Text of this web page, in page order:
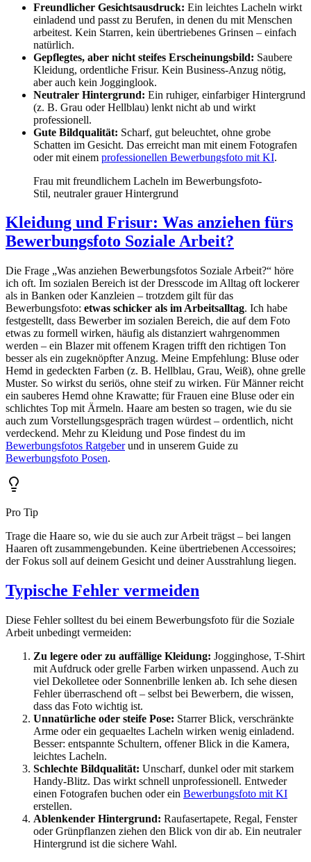
Freundlicher Gesichtsausdruck: Ein leichtes Lacheln wirkt
einladend und passt zu Berufen, in denen du mit Menschen
arbeitest. Kein Starren, kein übertriebenes Grinsen – einfach
natürlich.
Gepflegtes, aber nicht steifes Erscheinungsbild: Saubere
Kleidung, ordentliche Frisur. Kein Business-Anzug nötig,
aber auch kein Jogginglook.
Neutraler Hintergrund: Ein ruhiger, einfarbiger Hintergrund
(z. B. Grau oder Hellblau) lenkt nicht ab und wirkt
professionell.
Gute Bildqualität: Scharf, gut beleuchtet, ohne grobe
Schatten im Gesicht. Das erreicht man mit einem Fotografen
oder mit einem professionellen Bewerbungsfoto mit KI.
Frau mit freundlichem Lacheln im Bewerbungsfoto-
Stil, neutraler grauer Hintergrund
Kleidung und Frisur: Was anziehen fürs
Bewerbungsfoto Soziale Arbeit?
Die Frage „Was anziehen Bewerbungsfotos Soziale Arbeit?“ höre
ich oft. Im sozialen Bereich ist der Dresscode im Alltag oft lockerer
als in Banken oder Kanzleien – trotzdem gilt für das
Bewerbungsfoto: etwas schicker als im Arbeitsalltag. Ich habe
festgestellt, dass Bewerber im sozialen Bereich, die auf dem Foto
etwas zu formell wirken, häufig als distanziert wahrgenommen
werden – ein Blazer mit offenem Kragen trifft den richtigen Ton
besser als ein zugeknöpfter Anzug. Meine Empfehlung: Bluse oder
Hemd in gedeckten Farben (z. B. Hellblau, Grau, Weiß), ohne grelle
Muster. So wirkst du seriös, ohne steif zu wirken. Für Männer reicht
ein sauberes Hemd ohne Krawatte; für Frauen eine Bluse oder ein
schlichtes Top mit Ärmeln. Haare am besten so tragen, wie du sie
auch zum Vorstellungsgespräch tragen würdest – ordentlich, nicht
verdeckend. Mehr zu Kleidung und Pose findest du im
Bewerbungsfotos Ratgeberund in unserem Guide zu
Bewerbungsfoto Posen.
Pro Tip
Trage die Haare so, wie du sie auch zur Arbeit trägst – bei langen
Haaren oft zusammengebunden. Keine übertriebenen Accessoires;
der Fokus soll auf deinem Gesicht und deiner Ausstrahlung liegen.
Typische Fehler vermeiden
Diese Fehler solltest du bei einem Bewerbungsfoto für die Soziale
Arbeit unbedingt vermeiden:
Zu legere oder zu auffällige Kleidung: Jogginghose, T-Shirt
mit Aufdruck oder grelle Farben wirken unpassend. Auch zu
viel Dekolletee oder Sonnenbrille lenken ab. Ich sehe diesen
Fehler überraschend oft – selbst bei Bewerbern, die wissen,
dass das Foto wichtig ist.
Unnatürliche oder steife Pose: Starrer Blick, verschränkte
Arme oder ein gequaeltes Lacheln wirken wenig einladend.
Besser: entspannte Schultern, offener Blick in die Kamera,
leichtes Lacheln.
Schlechte Bildqualität: Unscharf, dunkel oder mit starkem
Handy-Blitz. Das wirkt schnell unprofessionell. Entweder
einen Fotografen buchen oder ein Bewerbungsfoto mit KI
erstellen.
Ablenkender Hintergrund: Raufasertapete, Regal, Fenster
oder Grünpflanzen ziehen den Blick von dir ab. Ein neutraler
Hintergrund ist die sichere Wahl.